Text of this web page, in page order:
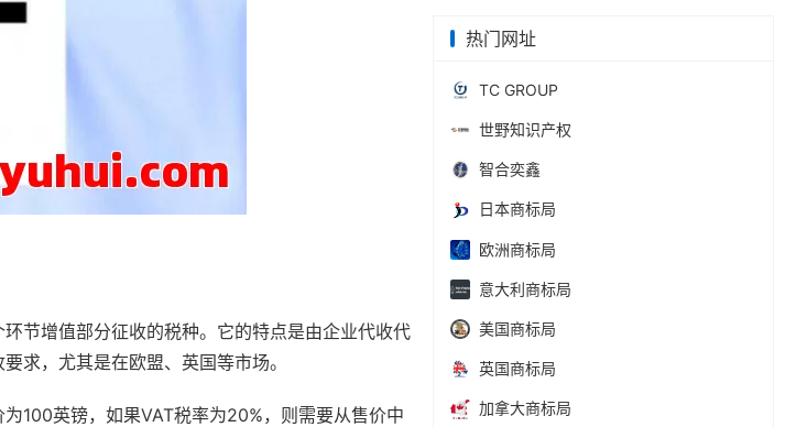
节增值部分征收的税种。它的特点是由企业代收代
求，尤其是在欧盟、英国等市场。
100英镑，如果VAT税率为20%，则需要从售价中
热门网址
TC GROUP
世野知识产权
智合奕鑫
日本商标局
欧洲商标局
意大利商标局
美国商标局
英国商标局
加拿大商标局